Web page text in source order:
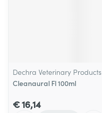
Dechra Veterinary Products
Cleanaural Fl 100ml
€ 16,14